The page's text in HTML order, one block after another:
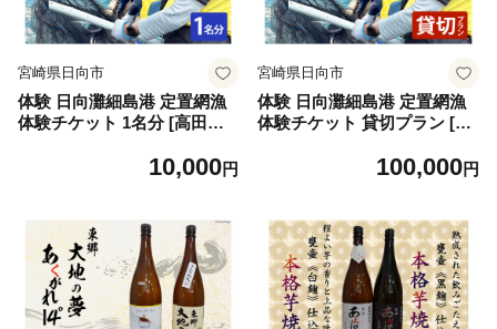
宮崎県日向市
体験 日向灘細島港 定置網漁
体験チケット 1名分 [高田屋
定置網 漁師体験 九州 宮崎 日
10,000円
宮崎県日向市
体験 日向灘細島港 定置網漁
体験チケット 貸切プラン [高
8] 漁 定置網 漁師体験 九州 宮
100,000円